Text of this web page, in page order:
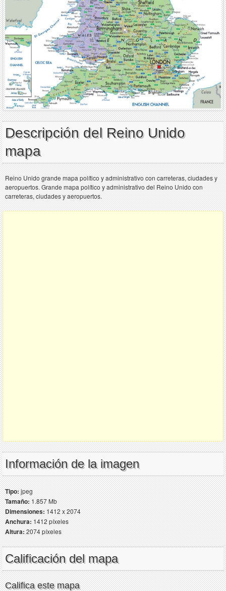
Descripción del Reino Unido
mapa
Reino Unido grande mapa político y administrativo con carreteras, ciudades y
aeropuertos. Grande mapa político y administrativo del Reino Unido con
carreteras, ciudades y aeropuertos.
Información de la imagen
Tipo:jpeg
Tamaño:1.857 Mb
Dimensiones:1412 x 2074
Anchura:1412 píxeles
Altura:2074 píxeles
Calificación del mapa
Califica este mapa